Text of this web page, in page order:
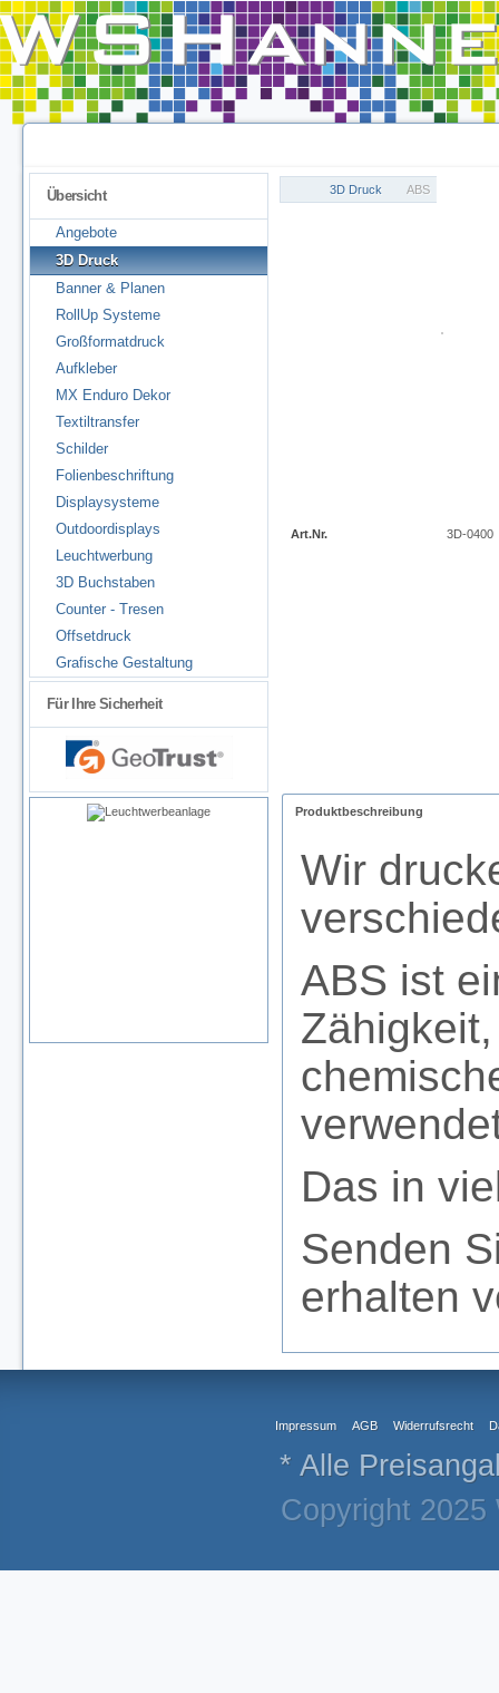
Übersicht
Angebote
3D Druck
Banner & Planen
RollUp Systeme
Großformatdruck
Aufkleber
MX Enduro Dekor
Textiltransfer
Schilder
Folienbeschriftung
Displaysysteme
Outdoordisplays
Leuchtwerbung
3D Buchstaben
Counter - Tresen
Offsetdruck
Grafische Gestaltung
Für Ihre Sicherheit
3D Druck ABS
Art.Nr. 3D-0400
Produktbeschreibung
Wir
ABS ist
Das in
Senden
erhalten
Impressum AGB Widerrufsrecht
* Alle
Copyright 2025